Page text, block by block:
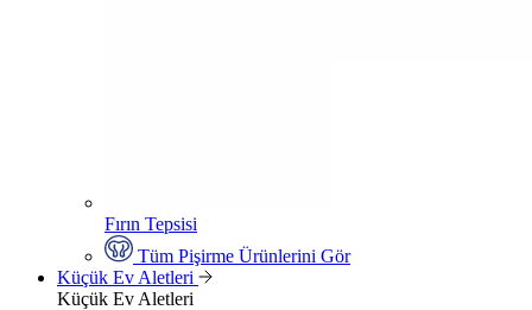
Fırın Tepsisi
Tüm Pişirme Ürünlerini Gör
Küçük Ev Aletleri
Küçük Ev Aletleri